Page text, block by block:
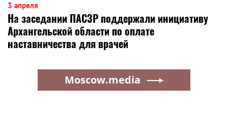
3 апреля
На заседании ПАСЗР поддержали инициативу
Архангельской области по оплате
наставничества для врачей
Moscow.media